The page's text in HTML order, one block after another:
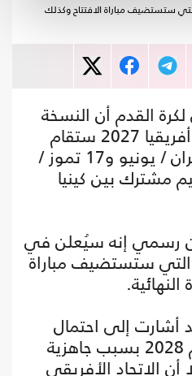
ستستضيف مباراة الافتتاح وكذلك
لكرة القدم أن النسخة
المقبلة من كأس أمم أفريقيا 2027 ستقام
في الفترة بين 19 حزيران / يونيو و17 تموز /
تنظيم مشترك بين كينيا
رسمي إنه سيُعلن في
ستستضيف مباراة
النهائية.
أشارت إلى احتمال
تأجيل البطولة إلى عام 2028 بسبب جاهزية
الاتحاد الأفريقي